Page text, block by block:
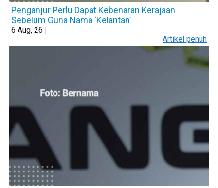
Penganjur Perlu Dapat Kebenaran Kerajaan
Sebelum Guna Nama ‘Kelantan’
6 Aug, 26 |
Artikel penuh